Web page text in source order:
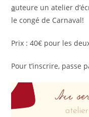
auteure un atelier
le congé de Carnaval!
Prix : 40€ pour les
Pour t’inscrire, passe